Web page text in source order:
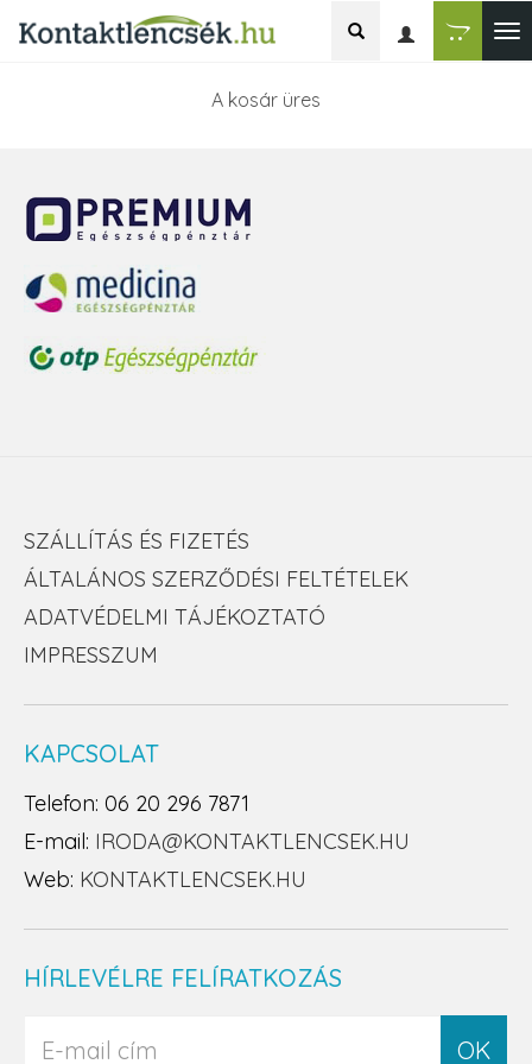
A kosár üres
SZÁLLÍTÁS ÉS FIZETÉS
ÁLTALÁNOS SZERZŐDÉSI FELTÉTELEK
ADATVÉDELMI TÁJÉKOZTATÓ
IMPRESSZUM
KAPCSOLAT
Telefon: 06 20 296 7871
E-mail: IRODA@KONTAKTLENCSEK.HU
Web: KONTAKTLENCSEK.HU
HÍRLEVÉLRE FELÍRATKOZÁS
OK